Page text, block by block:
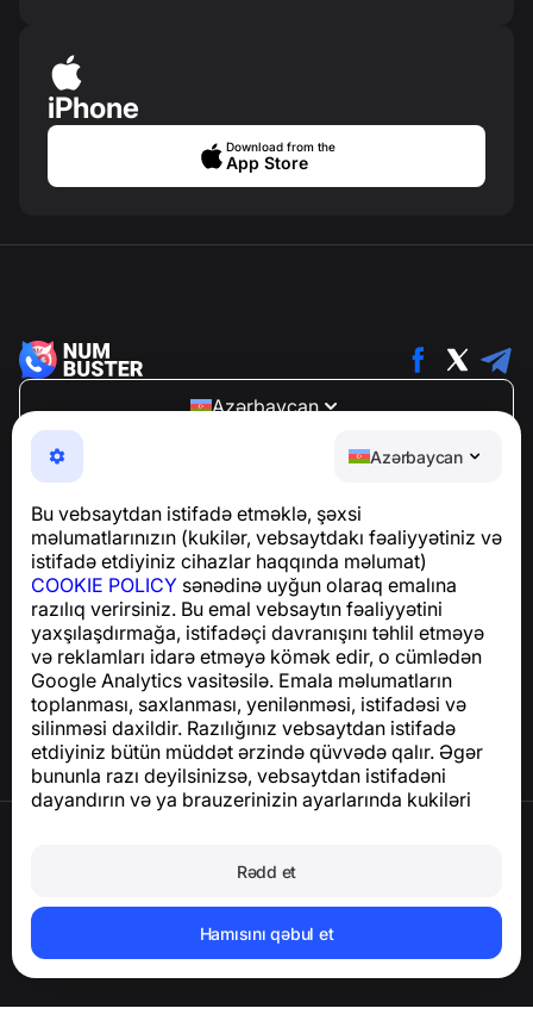
Azərbaycan
Bu vebsaytdan istifadə etməklə, şəxsi
məlumatlarınızın (kukilər, vebsaytdakı fəaliyyətiniz və
istifadə etdiyiniz cihazlar haqqında məlumat)
COOKIE POLICY sənədinə uyğun olaraq emalına
razılıq verirsiniz. Bu emal vebsaytın fəaliyyətini
yaxşılaşdırmağa, istifadəçi davranışını təhlil etməyə
və reklamları idarə etməyə kömək edir, o cümlədən
Google Analytics vasitəsilə. Emala məlumatların
toplanması, saxlanması, yenilənməsi, istifadəsi və
silinməsi daxildir. Razılığınız vebsaytdan istifadə
etdiyiniz bütün müddət ərzində qüvvədə qalır. Əgər
bununla razı deyilsinizsə, vebsaytdan istifadəni
dayandırın və ya brauzerinizin ayarlarında kukiləri
Rədd et
Hamısını qəbul et
iPhone
Download from the
App Store
Azərbaycan
NumBuster © 2013—2026 ·
support@numbuster.com
Telefon fırıldaqlarından, spam və arzuolunmaz
GDPR uyğunluğu ilə bağlı suallar üçün:
support@numbuster.com
Yardım Mərkəzi
Xəbərlər və Məqalələr
Layihə haqqında
Əlaqə
Hesabı və şəxsi məlumatları silin